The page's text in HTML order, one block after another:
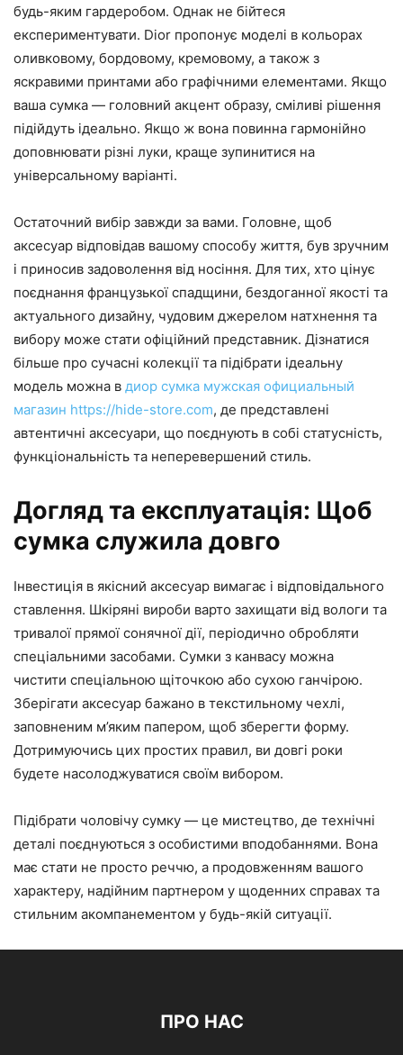
будь-яким гардеробом. Однак не бійтеся
експериментувати. Dior пропонує моделі в кольорах
оливковому, бордовому, кремовому, а також з
яскравими принтами або графічними елементами. Якщо
ваша сумка — головний акцент образу, сміливі рішення
підійдуть ідеально. Якщо ж вона повинна гармонійно
доповнювати різні луки, краще зупинитися на
універсальному варіанті.
Остаточний вибір завжди за вами. Головне, щоб
аксесуар відповідав вашому способу життя, був зручним
і приносив задоволення від носіння. Для тих, хто цінує
поєднання французької спадщини, бездоганної якості та
актуального дизайну, чудовим джерелом натхнення та
вибору може стати офіційний представник. Дізнатися
більше про сучасні колекції та підібрати ідеальну
модель можна в диор сумка мужская официальный
магазин https://hide-store.com, де представлені
автентичні аксесуари, що поєднують в собі статусність,
функціональність та неперевершений стиль.
Догляд та експлуатація: Щоб
сумка служила довго
Інвестиція в якісний аксесуар вимагає і відповідального
ставлення. Шкіряні вироби варто захищати від вологи та
тривалої прямої сонячної дії, періодично обробляти
спеціальними засобами. Сумки з канвасу можна
чистити спеціальною щіточкою або сухою ганчірою.
Зберігати аксесуар бажано в текстильному чехлі,
заповненим м’яким папером, щоб зберегти форму.
Дотримуючись цих простих правил, ви довгі роки
будете насолоджуватися своїм вибором.
Підібрати чоловічу сумку — це мистецтво, де технічні
деталі поєднуються з особистими вподобаннями. Вона
має стати не просто реччю, а продовженням вашого
характеру, надійним партнером у щоденних справах та
стильним акомпанементом у будь-якій ситуації.
ПРО НАС